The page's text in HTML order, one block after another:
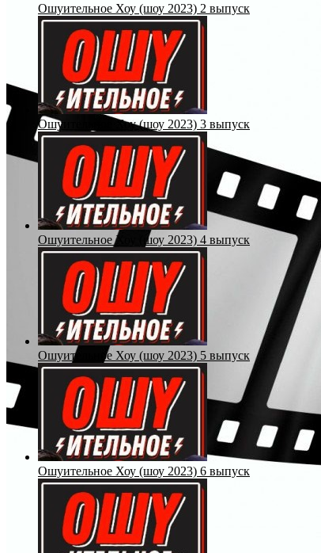
Ошуительное Хоу (шоу 2023) 2 выпуск
Ошуительное Хоу (шоу 2023) 3 выпуск
Ошуительное Хоу (шоу 2023) 4 выпуск
Ошуительное Хоу (шоу 2023) 5 выпуск
Ошуительное Хоу (шоу 2023) 6 выпуск